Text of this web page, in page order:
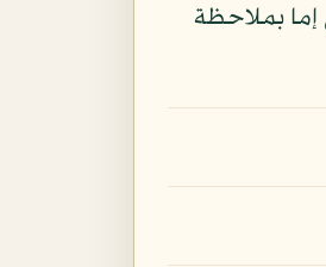
بملاحظة